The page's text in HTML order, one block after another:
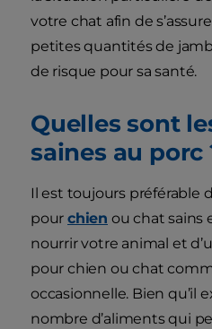
votre chat afin de
petites quantités de
de risque pour sa santé.
Quelles sont
saines au porc
Il est toujours préférable
pour chien ou chat sains
nourrir votre animal et
pour chien ou chat
occasionnelle. Bien qu’il
nombre d’aliments qui